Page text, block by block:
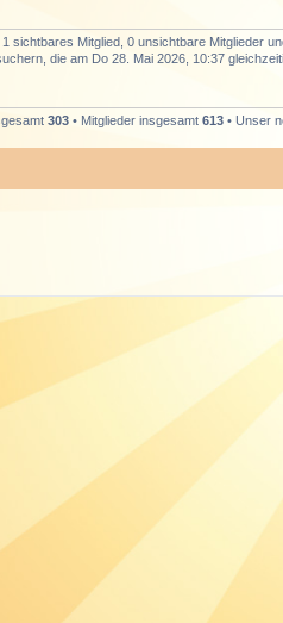
sichtbares Mitglied, 0 unsichtbare Mitglieder
die am Do 28. Mai 2026, 10:37
303 • Mitglieder insgesamt 613 • Unser